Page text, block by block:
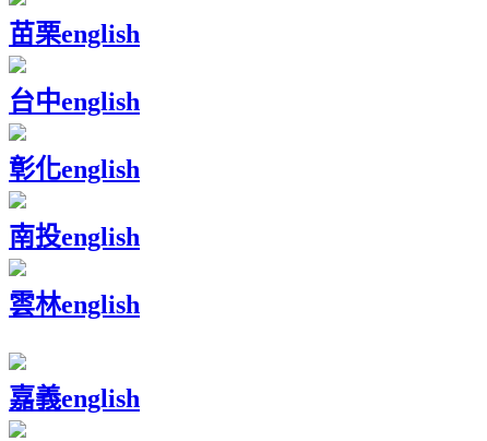
苗栗english
台中english
彰化english
南投english
雲林english
嘉義english